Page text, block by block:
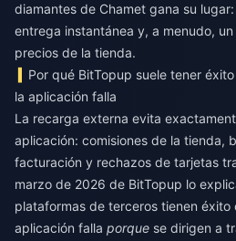
diamantes de Chamet gana su
entrega instantánea y, a menudo,
precios de la tienda.
Por qué BitTopup suele tener
la aplicación falla
La recarga externa evita
aplicación: comisiones de la tienda,
facturación y rechazos de tarjetas
marzo de 2026 de BitTopup lo
plataformas de terceros tienen éxito
aplicación falla porque se dirigen a